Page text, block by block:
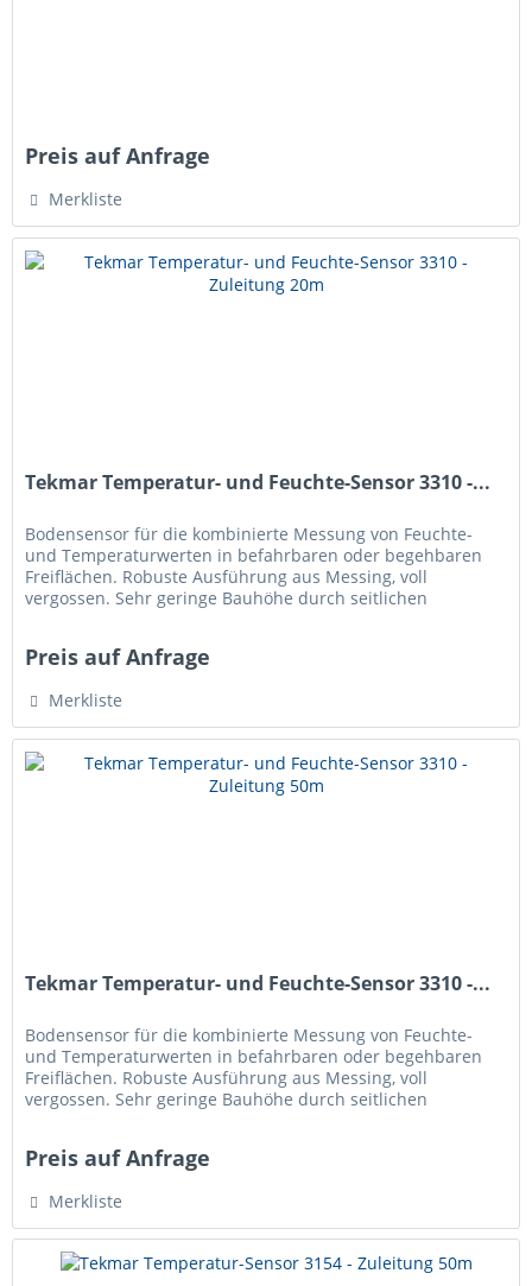
Preis auf Anfrage
Merkliste
Tekmar Temperatur- und Feuchte-Sensor 3310 -...
Bodensensor für die kombinierte Messung von Feuchte-
und Temperaturwerten in befahrbaren oder begehbaren
Freiflächen. Robuste Ausführung aus Messing, voll
vergossen. Sehr geringe Bauhöhe durch seitlichen
Preis auf Anfrage
Merkliste
Tekmar Temperatur- und Feuchte-Sensor 3310 -...
Bodensensor für die kombinierte Messung von Feuchte-
und Temperaturwerten in befahrbaren oder begehbaren
Freiflächen. Robuste Ausführung aus Messing, voll
vergossen. Sehr geringe Bauhöhe durch seitlichen
Preis auf Anfrage
Merkliste